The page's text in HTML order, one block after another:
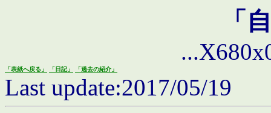
「
「表紙へ戻る」 「日記」 「過去の紹介」
Last update:2017/05/19